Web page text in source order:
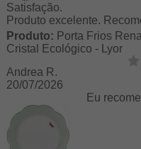
Satisfação.
Produto excelente.
Produto: Porta Frios
Cristal Ecológico - Lyor
Andrea R.
20/07/2026
Eu